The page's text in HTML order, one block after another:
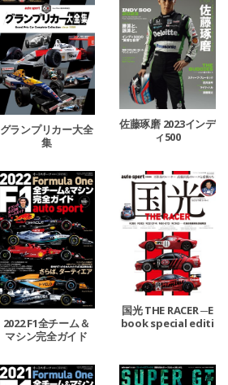
グランプリカー大全
集
佐藤琢磨 2023インデ
ィ500
2022 F1全チーム＆
マシン完全ガイド
国光 THE RACER ─E
book special editi